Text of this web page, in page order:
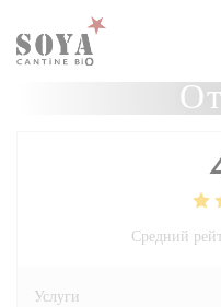
Панель управления cookies
Средний
Услуги